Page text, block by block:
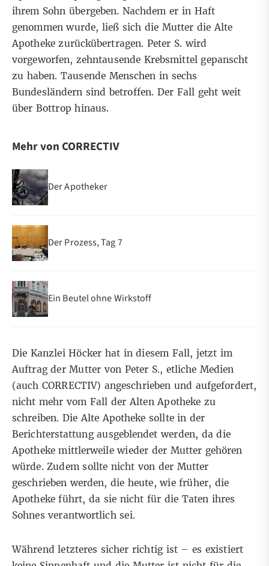
ihrem Sohn übergeben. Nachdem er in Haft
genommen wurde, ließ sich die Mutter die Alte
Apotheke zurückübertragen. Peter S. wird
vorgeworfen, zehntausende Krebsmittel gepanscht
zu haben. Tausende Menschen in sechs
Bundesländern sind betroffen. Der Fall geht weit
über Bottrop hinaus.
Mehr von CORRECTIV
Der Apotheker
Der Prozess, Tag 7
Ein Beutel ohne Wirkstoff
Die Kanzlei Höcker hat in diesem Fall, jetzt im
Auftrag der Mutter von Peter S., etliche Medien
(auch CORRECTIV) angeschrieben und aufgefordert,
nicht mehr vom Fall der Alten Apotheke zu
schreiben. Die Alte Apotheke sollte in der
Berichterstattung ausgeblendet werden, da die
Apotheke mittlerweile wieder der Mutter gehören
würde. Zudem sollte nicht von der Mutter
geschrieben werden, die heute, wie früher, die
Apotheke führt, da sie nicht für die Taten ihres
Sohnes verantwortlich sei.
Während letzteres sicher richtig ist – es existiert